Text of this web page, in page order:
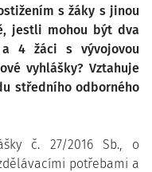
s žáky s jinou
jestli mohou být dva
4 žáci s vývojovou
vyhlášky? Vztahuje
středního odborného
č. 27/2016 Sb., o
potřebami a